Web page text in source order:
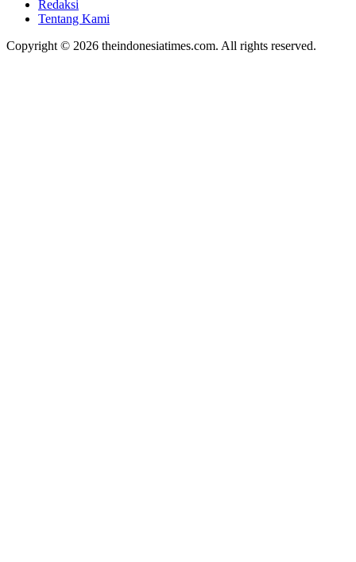
Redaksi
Tentang Kami
Copyright © 2026 theindonesiatimes.com. All rights reserved.